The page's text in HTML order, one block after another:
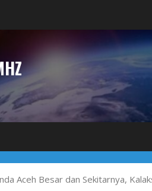
Aceh Besar dan Sekitarnya,